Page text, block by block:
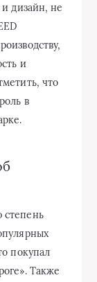
дизайн, не
и
что
в
степень
покупал
Также